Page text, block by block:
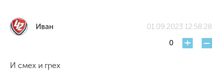
Иван
01.09.2023 12:58:28
0
+ -
И смех и грех